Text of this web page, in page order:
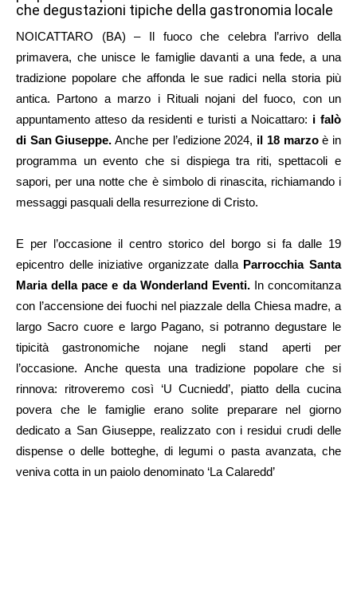
che degustazioni tipiche della gastronomia locale
NOICATTARO (BA) – Il fuoco che celebra l’arrivo della
primavera, che unisce le famiglie davanti a una fede, a una
tradizione popolare che affonda le sue radici nella storia più
antica. Partono a marzo i Rituali nojani del fuoco, con un
appuntamento atteso da residenti e turisti a Noicattaro: i falò
di San Giuseppe. Anche per l’edizione 2024, il 18 marzoè in
programma un evento che si dispiega tra riti, spettacoli e
sapori, per una notte che è simbolo di rinascita, richiamando i
messaggi pasquali della resurrezione di Cristo.
E per l’occasione il centro storico del borgo si fa dalle 19
epicentro delle iniziative organizzate dalla Parrocchia Santa
Maria della pace e da Wonderland Eventi.In concomitanza
con l’accensione dei fuochi nel piazzale della Chiesa madre, a
largo Sacro cuore e largo Pagano, si potranno degustare le
tipicità gastronomiche nojane negli stand aperti per
l’occasione. Anche questa una tradizione popolare che si
rinnova: ritroveremo così ‘U Cucniedd’, piatto della cucina
povera che le famiglie erano solite preparare nel giorno
dedicato a San Giuseppe, realizzato con i residui crudi delle
dispense o delle botteghe, di legumi o pasta avanzata, che
veniva cotta in un paiolo denominato ‘La Calaredd’